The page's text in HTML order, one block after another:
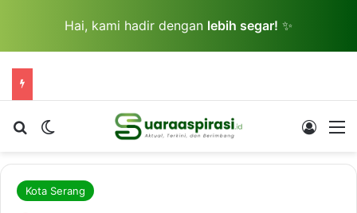
Hai, kami hadir dengan lebih segar! ✨
Cari berita...Switch skin Log In
Kota Serang